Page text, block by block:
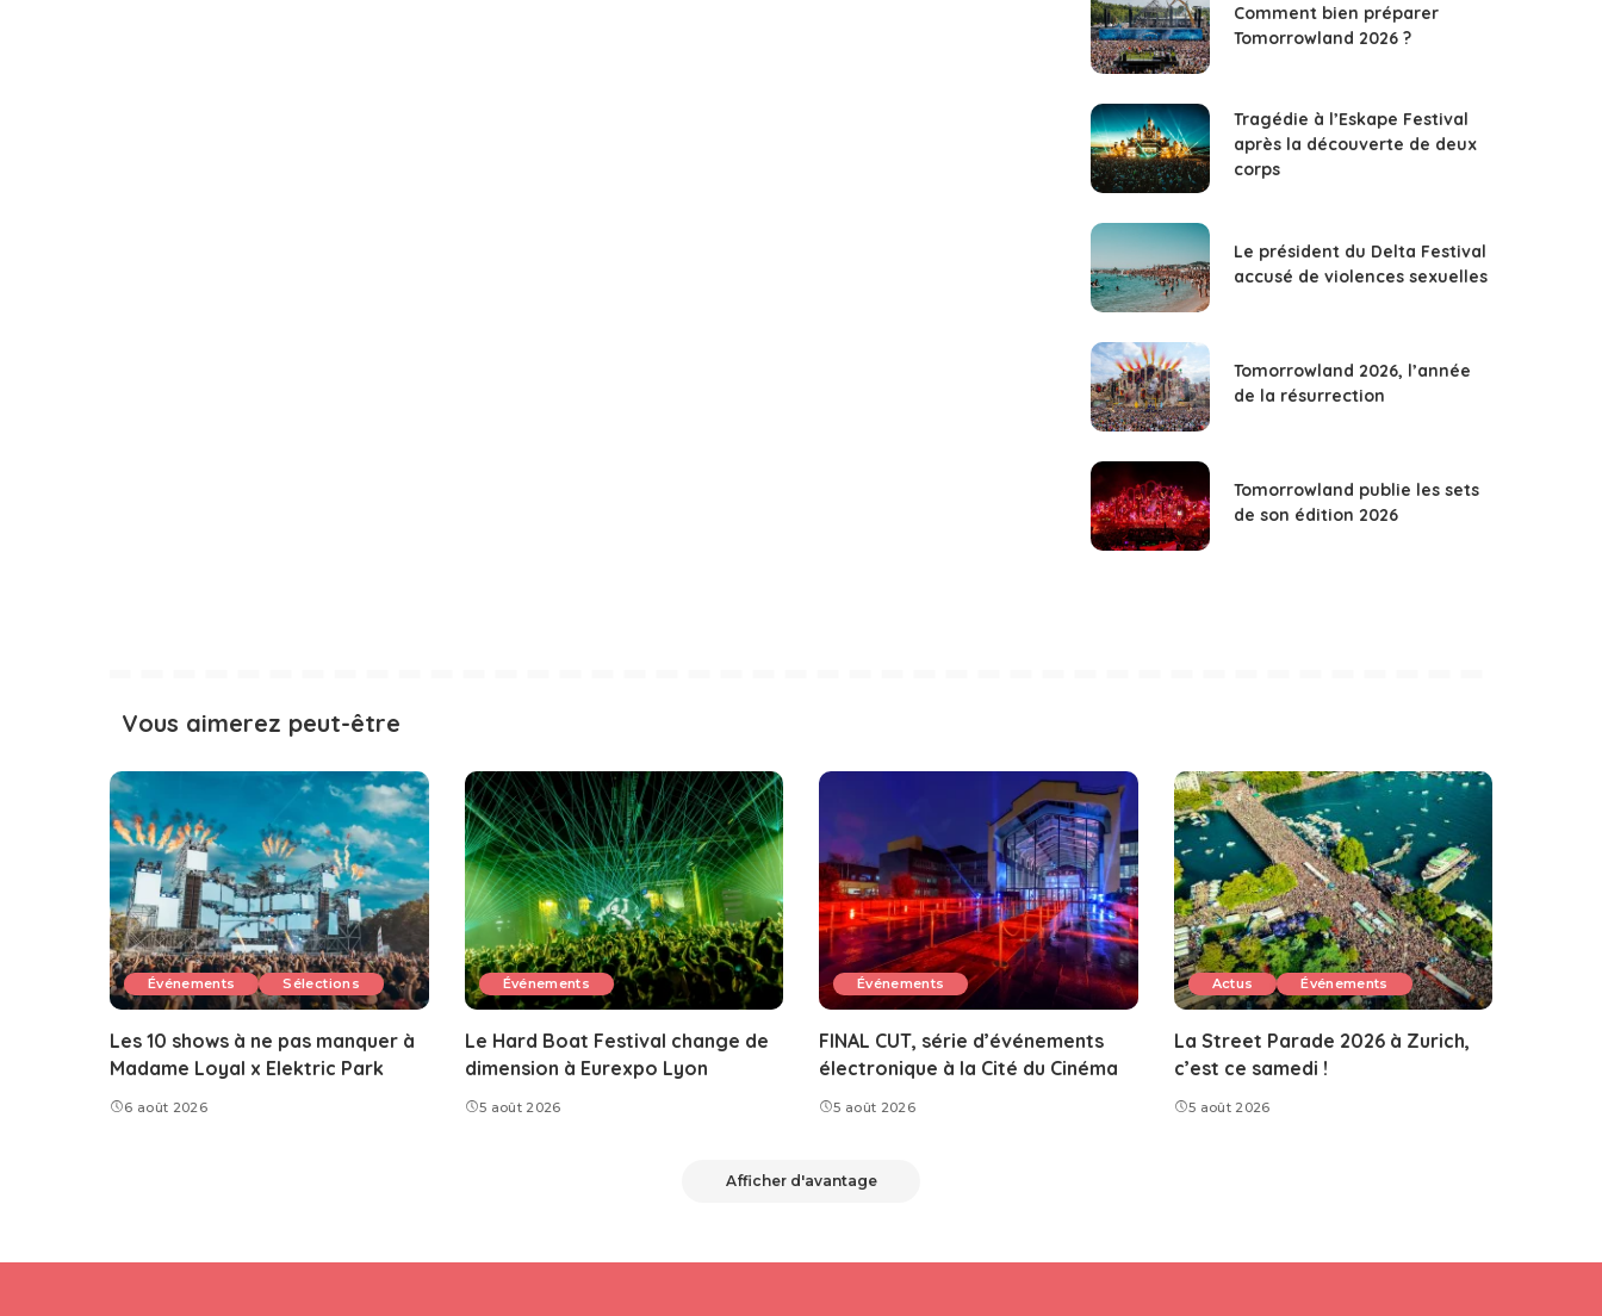
Comment bien préparer
Tomorrowland 2026 ?
Tragédie à l’Eskape Festival
après la découverte de deux
corps
Le président du Delta Festival
accusé de violences sexuelles
Tomorrowland 2026, l’année
de la résurrection
Tomorrowland publie les sets
de son édition 2026
Vous aimerez peut-être
Événements Sélections
Les 10 shows à ne pas manquer à
Madame Loyal x Elektric Park
6 août 2026
Événements
Le Hard Boat Festival change de
dimension à Eurexpo Lyon
5 août 2026
Événements
FINAL CUT, série d’événements
électronique à la Cité du Cinéma
5 août 2026
Actus Événements
La Street Parade 2026 à Zurich,
c’est ce samedi !
5 août 2026
Afficher d'avantage